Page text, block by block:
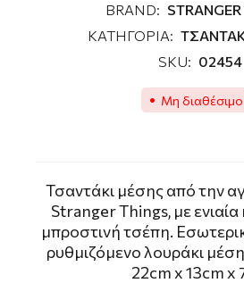
BRAND:
ΚΑΤΗΓΟΡΙΑ:
SKU: 02454
Μη διαθέσιμο
Τσαντάκι μέσης από την
Stranger Things, με ενιαία
μπροστινή τσέπη.
ρυθμιζόμενο λουράκι
22cm x 13cm x